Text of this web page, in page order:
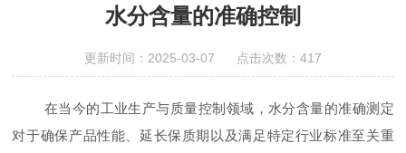
水分含量的准确控制
更新时间：2025-03-07 点击次数：417
在当今的工业生产与质量控制领域，水分含量的准确测定
对于确保产品性能、延长保质期以及满足特定行业标准至关重